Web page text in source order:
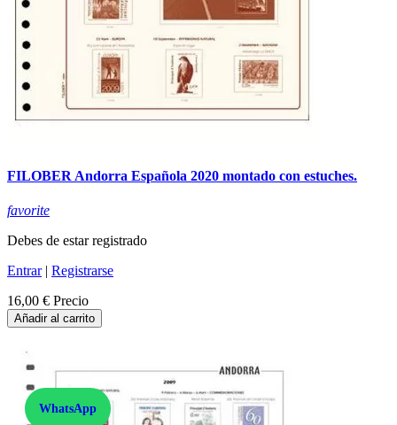
FILOBER Andorra Española 2020 montado con estuches.
favorite
Debes de estar registrado
Entrar| Registrarse
16,00 € Precio
Añadir al carrito
WhatsApp